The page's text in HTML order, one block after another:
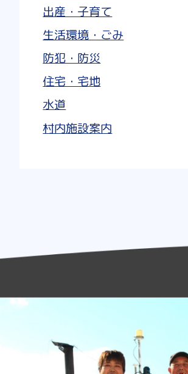
出産・子育て
生活環境・ごみ
防犯・防災
住宅・宅地
水道
村内施設案内